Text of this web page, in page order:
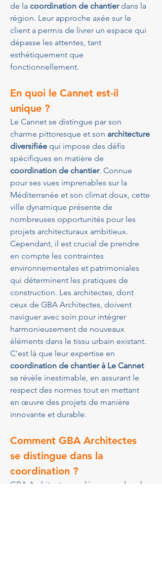
de la coordination de chantier dans la
région. Leur approche axée sur le
client a permis de livrer un espace qui
dépasse les attentes, tant
esthétiquement que
fonctionnellement.
En quoi le Cannet est-il
unique ?
Le Cannet se distingue par son
charme pittoresque et son architecture
diversifiée qui impose des défis
spécifiques en matière de
coordination de chantier. Connue
pour ses vues imprenables sur la
Méditerranée et son climat doux, cette
ville dynamique présente de
nombreuses opportunités pour les
projets architecturaux ambitieux.
Cependant, il est crucial de prendre
en compte les contraintes
environnementales et patrimoniales
qui déterminent les pratiques de
construction. Les architectes, dont
ceux de GBA Architectes, doivent
naviguer avec soin pour intégrer
harmonieusement de nouveaux
éléments dans le tissu urbain existant.
C'est là que leur expertise en
coordination de chantier à Le Cannet
se révèle inestimable, en assurant le
respect des normes tout en mettant
en œuvre des projets de manière
innovante et durable.
Comment GBA Architectes
se distingue dans la
coordination ?
GBA Architectes se démarque dans la